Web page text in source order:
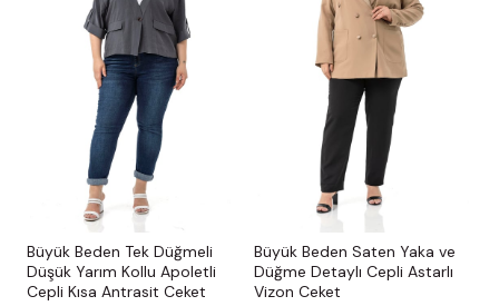
Büyük Beden Tek Düğmeli
Düşük Yarım Kollu Apoletli
Cepli Kısa Antrasit Ceket
Büyük Beden Saten Yaka ve
Düğme Detaylı Cepli Astarlı
Vizon Ceket